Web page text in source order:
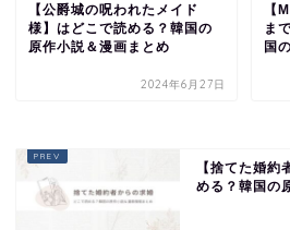
【公爵城の呪われたメイド
様】はどこで読める？韓国の
原作小説＆漫画まとめ
2024年6月27日
【
ま
国
【捨てた婚
める？韓国の